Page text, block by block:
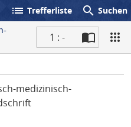
list Trefferliste search Suchen
1 : -
medizinisch-